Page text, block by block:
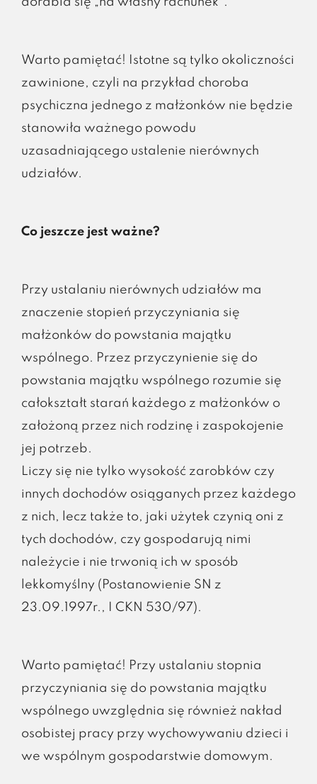
Warto pamiętać! Istotne są tylko okoliczności
zawinione, czyli na przykład choroba
psychiczna jednego z małżonków nie będzie
stanowiła ważnego powodu
uzasadniającego ustalenie nierównych
udziałów.
Co jeszcze jest ważne?
Przy ustalaniu nierównych udziałów ma
znaczenie stopień przyczyniania się
małżonków do powstania majątku
wspólnego. Przez przyczynienie się do
powstania majątku wspólnego rozumie się
całokształt starań każdego z małżonków o
założoną przez nich rodzinę i zaspokojenie
jej potrzeb.
Liczy się nie tylko wysokość zarobków czy
innych dochodów osiąganych przez każdego
z nich, lecz także to, jaki użytek czynią oni z
tych dochodów, czy gospodarują nimi
należycie i nie trwonią ich w sposób
lekkomyślny (Postanowienie SN z
23.09.1997r., I CKN 530/97).
Warto pamiętać! Przy ustalaniu stopnia
przyczyniania się do powstania majątku
wspólnego uwzględnia się również nakład
osobistej pracy przy wychowywaniu dzieci i
we wspólnym gospodarstwie domowym.